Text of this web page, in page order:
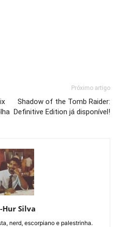
Próximo artigo
Shadow of the Tomb Raider:
Definitive Edition já disponível!
Hur Silva
nerd, escorpiano e palestrinha.